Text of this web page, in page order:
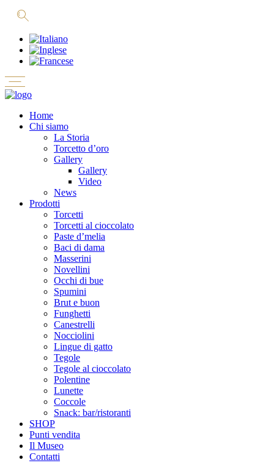
Home
Chi siamo
La Storia
Torcetto d’oro
Gallery
Gallery
Video
News
Prodotti
Torcetti
Torcetti al cioccolato
Paste d’melia
Baci di dama
Masserini
Novellini
Occhi di bue
Spumini
Brut e buon
Funghetti
Canestrelli
Nocciolini
Lingue di gatto
Tegole
Tegole al cioccolato
Polentine
Lunette
Coccole
Snack: bar/ristoranti
SHOP
Punti vendita
Il Museo
Contatti